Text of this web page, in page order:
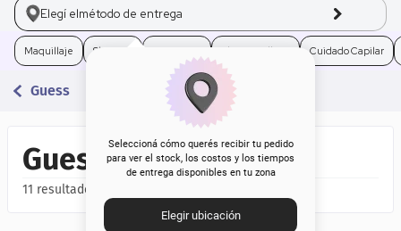
Elegí elmétodo de entrega
Seleccioná cómo querés recibir tu pedido
para ver el stock, los costos y los tiempos
de entrega disponibles en tu zona
Elegir ubicación
Maquillaje Skincare Electro Belleza Cuidado Capilar
Guess
Guess
11
2 máscara pestañas
loreal
4. brochas